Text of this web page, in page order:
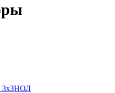
3хЗНОЛ